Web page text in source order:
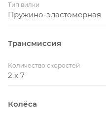
Тип вилки
Пружино-эластомерная
Трансмиссия
Количество скоростей
2 x 7
Колёса